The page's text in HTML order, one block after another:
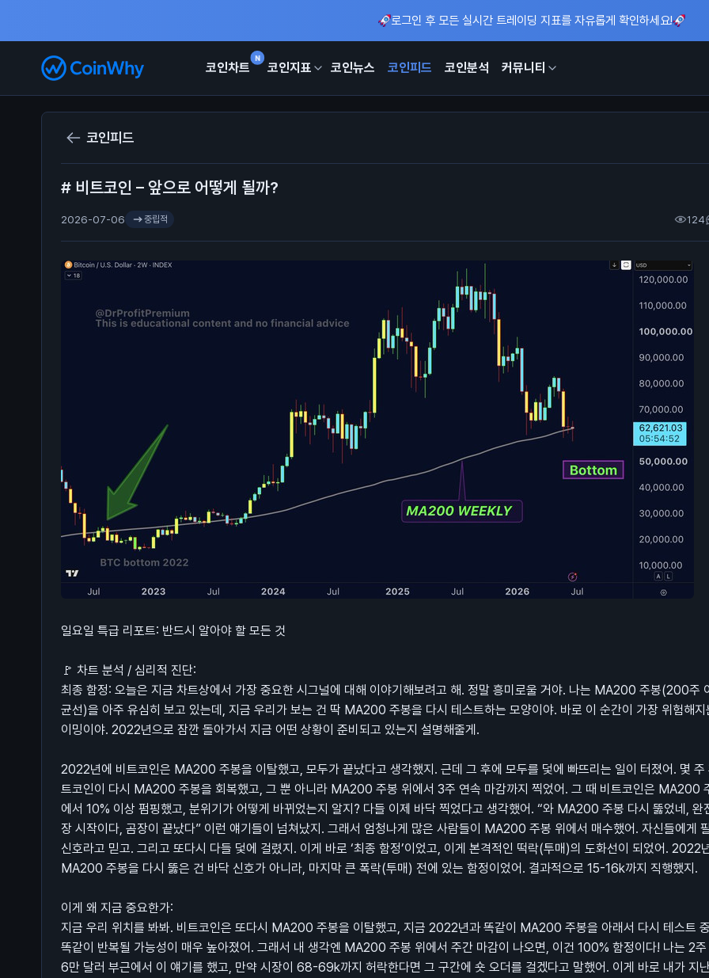
로그인 후 모든 실시간 트레이딩 지표를 자유롭게 확인하세요!
N
코인차트 코인지표 코인뉴스 코인피드 코인분석 커뮤니티
코인피드
# 비트코인 – 앞으로 어떻게 될까?
2026-07-06 중립적 124
일요일 특급 리포트: 반드시 알아야 할 모든 것
🚩 차트 분석 / 심리적 진단:
최종 함정: 오늘은 지금 차트상에서 가장 중요한 시그널에 대해 이야기해보려고 해. 정말 흥미로울 거야. 나는 MA200 주봉(200주
균선)을 아주 유심히 보고 있는데, 지금 우리가 보는 건 딱 MA200 주봉을 다시 테스트하는 모양이야. 바로 이 순간이 가장 위험해지
이밍이야. 2022년으로 잠깐 돌아가서 지금 어떤 상황이 준비되고 있는지 설명해줄게.
2022년에 비트코인은 MA200 주봉을 이탈했고, 모두가 끝났다고 생각했지. 근데 그 후에 모두를 덫에 빠뜨리는 일이 터졌어. 몇 주
트코인이 다시 MA200 주봉을 회복했고, 그 뿐 아니라 MA200 주봉 위에서 3주 연속 마감까지 찍었어. 그 때 비트코인은 MA200
에서 10% 이상 펌핑했고, 분위기가 어떻게 바뀌었는지 알지? 다들 이제 바닥 찍었다고 생각했어. “와 MA200 주봉 다시 뚫었네, 완
장 시작이다, 곰장이 끝났다” 이런 얘기들이 넘쳐났지. 그래서 엄청나게 많은 사람들이 MA200 주봉 위에서 매수했어. 자신들에게
신호라고 믿고. 그리고 또다시 다들 덫에 걸렸지. 이게 바로 ‘최종 함정’이었고, 이게 본격적인 떡락(투매)의 도화선이 되었어. 2022
MA200 주봉을 다시 뚫은 건 바닥 신호가 아니라, 마지막 큰 폭락(투매) 전에 있는 함정이었어. 결과적으로 15-16k까지 직행했지.
이게 왜 지금 중요한가:
지금 우리 위치를 봐봐. 비트코인은 또다시 MA200 주봉을 이탈했고, 지금 2022년과 똑같이 MA200 주봉을 아래서 다시 테스트
똑같이 반복될 가능성이 매우 높아졌어. 그래서 내 생각엔 MA200 주봉 위에서 주간 마감이 나오면, 이건 100% 함정이다! 나는 2
6만 달러 부근에서 이 얘기를 했고, 만약 시장이 68-69k까지 허락한다면 그 구간에 숏 오더를 걸겠다고 말했어. 이게 바로 내가 지